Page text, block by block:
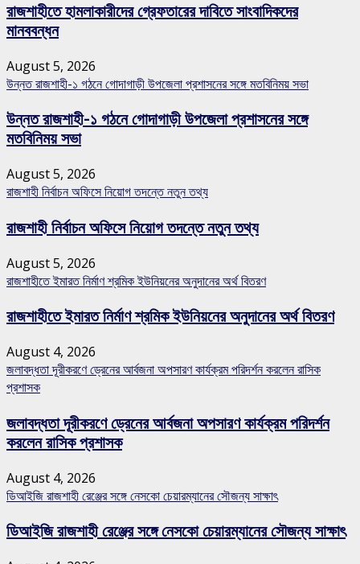
রাজশাহীতে হামলাকারীদের গ্রেফতারের দাবিতে সাংবাদিকদের
মানববন্ধন
August 5, 2026
উন্নত রাজশাহী-১ গঠনে গোদাগাড়ী উপজেলা প্রশাসনের সঙ্গে মতবিনিময় সভা
উন্নত রাজশাহী-১ গঠনে গোদাগাড়ী উপজেলা প্রশাসনের সঙ্গে
মতবিনিময় সভা
August 5, 2026
রাজশাহী নির্বাচন অফিসে নিয়োগ তদন্তে নতুন তথ্য
রাজশাহী নির্বাচন অফিসে নিয়োগ তদন্তে নতুন তথ্য
August 5, 2026
রাজশাহীতে ইমারত নির্মাণ শ্রমিক ইউনিয়নের অনুদানের অর্থ বিতরণ
রাজশাহীতে ইমারত নির্মাণ শ্রমিক ইউনিয়নের অনুদানের অর্থ বিতরণ
August 4, 2026
জলাবদ্ধতা দূরীকরণে ড্রেনের আর্বজনা অপসারণ কার্যক্রম পরিদর্শন করলেন রাসিক
প্রশাসক
জলাবদ্ধতা দূরীকরণে ড্রেনের আর্বজনা অপসারণ কার্যক্রম পরিদর্শন
করলেন রাসিক প্রশাসক
August 4, 2026
ডিআইজি রাজশাহী রেঞ্জের সঙ্গে নেসকো চেয়ারম্যানের সৌজন্য সাক্ষাৎ
ডিআইজি রাজশাহী রেঞ্জের সঙ্গে নেসকো চেয়ারম্যানের সৌজন্য সাক্ষাৎ